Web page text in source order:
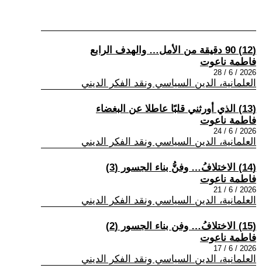
(12) 90 دقيقة من الأمل… والهدف الرابع
فاطمة ناعوت
2026 / 6 / 28
العلمانية، الدين السياسي ونقد الفكر الديني
(13) الذي أورثني قلبًا عاطلا عن البغضاء
فاطمة ناعوت
2026 / 6 / 24
العلمانية، الدين السياسي ونقد الفكر الديني
(14) الاختلافُ… وفنُّ بناء الجسور (3)
فاطمة ناعوت
2026 / 6 / 21
العلمانية، الدين السياسي ونقد الفكر الديني
(15) الاختلافُ… وفن بناء الجسور (2)
فاطمة ناعوت
2026 / 6 / 17
العلمانية، الدين السياسي ونقد الفكر الديني